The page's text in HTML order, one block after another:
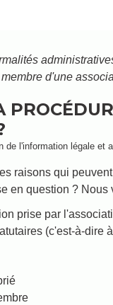
d'une
de l'information légale et
raisons qui
en question ?
prise par
(c'est-à-dire